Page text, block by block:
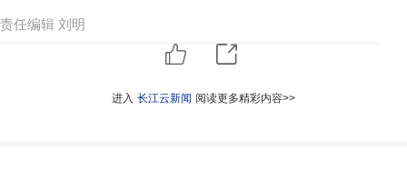
责任编辑 刘明
进入 长江云新闻 阅读更多精彩内容>>